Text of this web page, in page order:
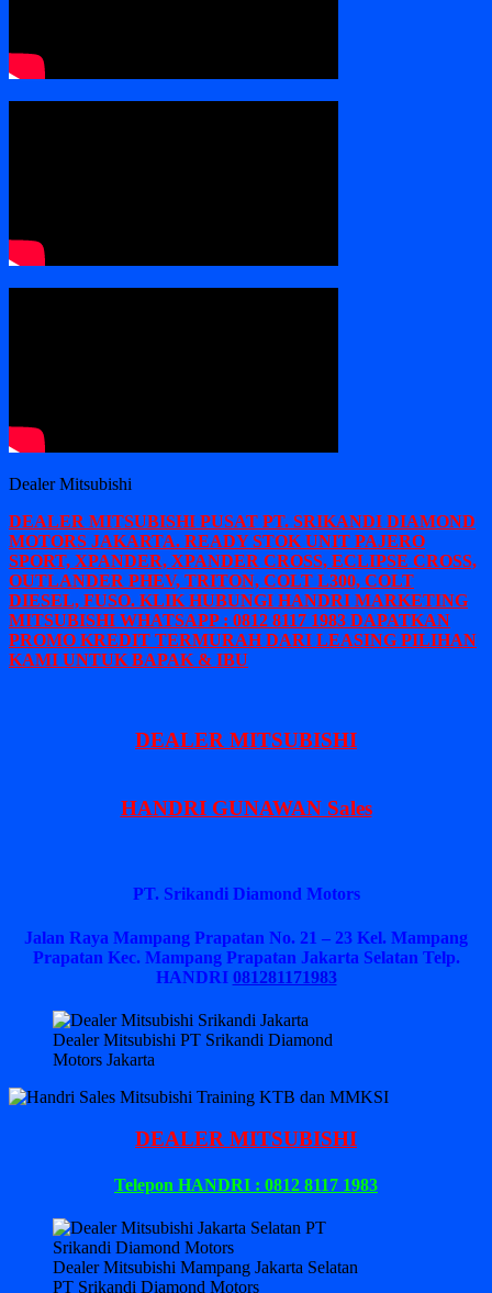
Dealer Mitsubishi
DEALER MITSUBISHI PUSAT PT. SRIKANDI DIAMOND
MOTORS JAKARTA. READY STOK UNIT PAJERO
SPORT, XPANDER, XPANDER CROSS, ECLIPSE CROSS,
OUTLANDER PHEV, TRITON, COLT L300, COLT
DIESEL, FUSO. KLIK HUBUNGI HANDRI MARKETING
MITSUBISHI WHATSAPP : 0812 8117 1983 DAPATKAN
PROMO KREDIT TERMURAH DARI LEASING PILIHAN
KAMI UNTUK BAPAK & IBU
DEALER MITSUBISHI
HANDRI GUNAWAN Sales
PT. Srikandi Diamond Motors
Jalan Raya Mampang Prapatan No. 21 – 23 Kel. Mampang
Prapatan Kec. Mampang Prapatan Jakarta Selatan Telp.
HANDRI 081281171983
Dealer Mitsubishi PT Srikandi Diamond
Motors Jakarta
DEALER MITSUBISHI
Telepon HANDRI : 0812 8117 1983
Dealer Mitsubishi Mampang Jakarta Selatan
PT Srikandi Diamond Motors